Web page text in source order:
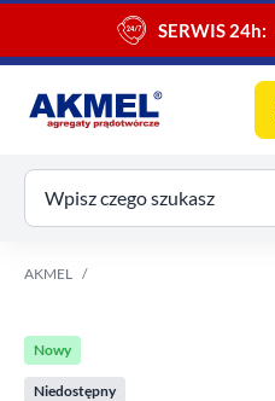
SERWIS 24h:
koszyk
Wpisz czego szukasz
AKMEL
Nowy
Niedostępny